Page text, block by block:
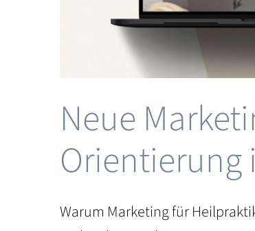
Neue
Warum Marketing für